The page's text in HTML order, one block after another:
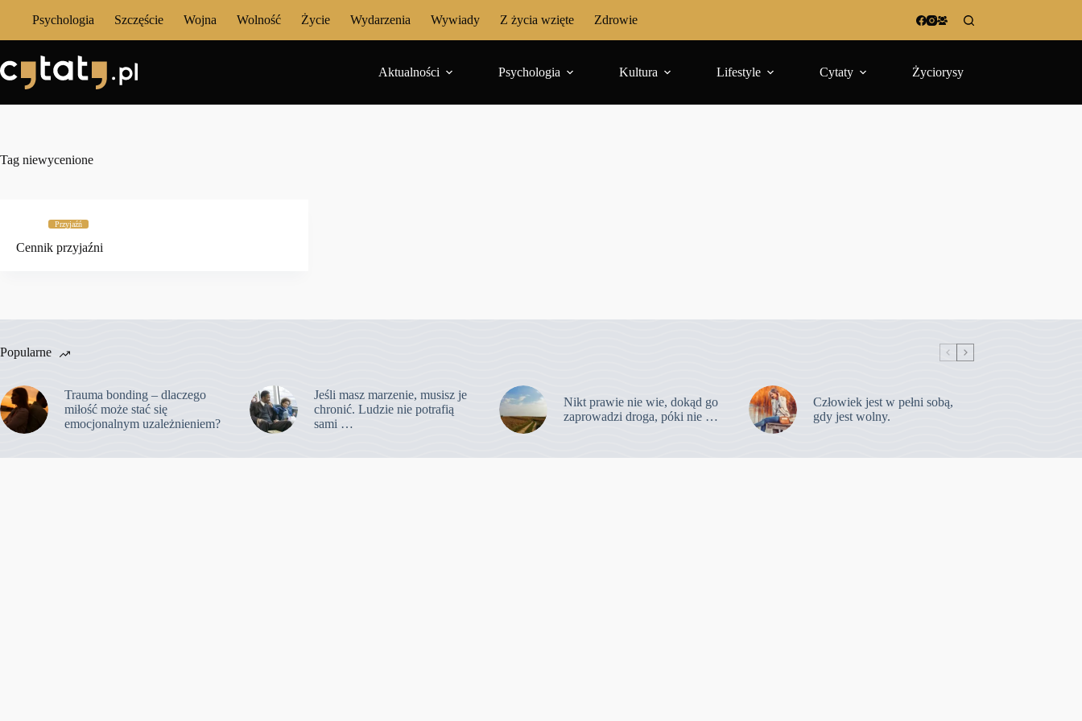
Psychologia Szczęście Wojna Wolność Życie Wydarzenia Wywiady Z życia wzięte Zdrowie
Aktualności Psychologia Kultura Lifestyle Cytaty Życiorysy
Tag niewycenione
Przyjaźń
Cennik przyjaźni
Popularne
Trauma bonding – dlaczego
miłość może stać się
emocjonalnym uzależnieniem?
Jeśli masz marzenie, musisz je
chronić. Ludzie nie potrafią
sami …
Nikt prawie nie wie, dokąd go
zaprowadzi droga, póki nie …
Człowiek jest w pełni sobą,
gdy jest wolny.